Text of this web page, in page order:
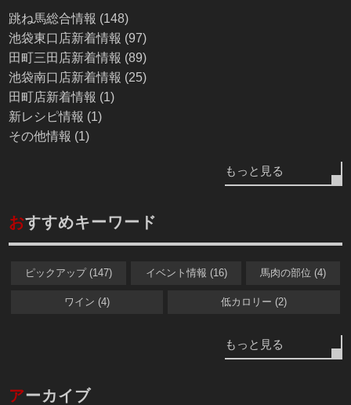
跳ね馬総合情報 (148)
池袋東口店新着情報 (97)
田町三田店新着情報 (89)
池袋南口店新着情報 (25)
田町店新着情報 (1)
新レシピ情報 (1)
その他情報 (1)
もっと見る
おすすめキーワード
ピックアップ (147) イベント情報 (16) 馬肉の部位 (4)
ワイン (4) 低カロリー (2)
もっと見る
アーカイブ